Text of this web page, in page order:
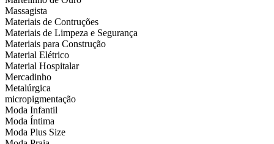
Massagista
Materiais de Contruções
Materiais de Limpeza e Segurança
Materiais para Construção
Material Elétrico
Material Hospitalar
Mercadinho
Metalúrgica
micropigmentação
Moda Infantil
Moda Íntima
Moda Plus Size